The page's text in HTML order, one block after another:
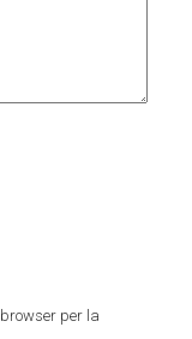
per la